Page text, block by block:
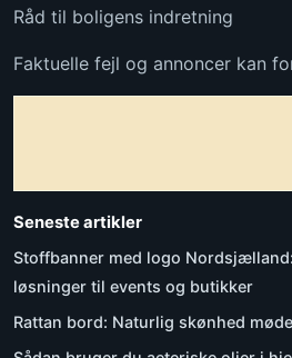
Råd til boligens indretning
Faktuelle fejl og annoncer kan
Seneste artikler
Stoffbanner med logo
løsninger til events og butikker
Rattan bord: Naturlig skønhed